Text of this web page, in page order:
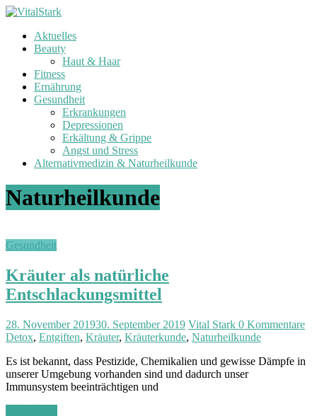
Zum
springen
G
u
d
h
t
|
F
i
t
n
Aktuelles
Beauty
Haut & Haar
Fitness
Ernährung
Gesundheit
Erkrankungen
Depressionen
Erkältung & Grippe
Angst und Stress
Alternativmedizin & Naturheilkunde
Naturheilkunde
Gesundheit
Kräuter als natürliche
Entschlackungsmittel
28. November 201930. September 2019 Vital Stark 0 Kommentare
Detox, Entgiften, Kräuter, Kräuterkunde, Naturheilkunde
Es ist bekannt, dass Pestizide, Chemikalien und gewisse Dämpfe in
unserer Umgebung vorhanden sind und dadurch unser
Immunsystem beeinträchtigen und